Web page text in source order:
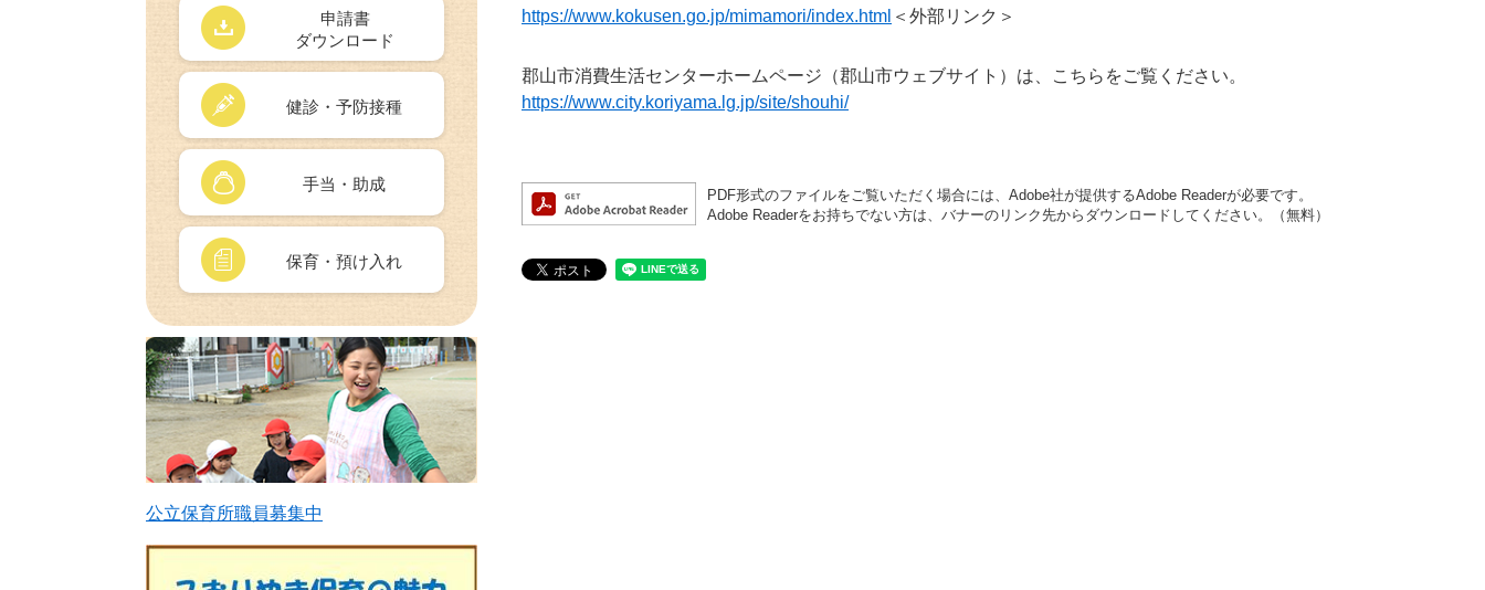
https://www.kokusen.go.jp/mimamori/index.html ＜外部リンク＞
郡山市消費生活センターホームページ（郡山市ウェブサイト）は、こちらをご覧ください。
https://www.city.koriyama.lg.jp/site/shouhi/
PDF形式のファイルをご覧いただく場合には、Adobe社が提供するAdobe Readerが必要です。
Adobe Readerをお持ちでない方は、バナーのリンク先からダウンロードしてください。（無料）
申請書
ダウンロード
健診・予防接種
手当・助成
保育・預け入れ
公立保育所職員募集中